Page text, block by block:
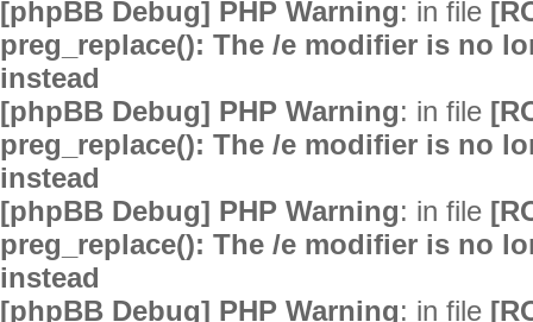
[phpBB Debug] PHP Warning: in file
preg_replace(): The /e modifier is no
instead
[phpBB Debug] PHP Warning: in file
preg_replace(): The /e modifier is no
instead
[phpBB Debug] PHP Warning: in file
preg_replace(): The /e modifier is no
instead
[phpBB Debug] PHP Warning: in file